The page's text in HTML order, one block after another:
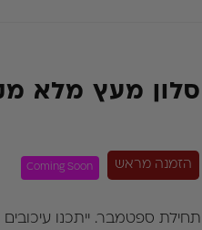
סלון מעץ מלא
הזמנה מראש Coming Soon
ספטמבר. ייתכנו עיכובים